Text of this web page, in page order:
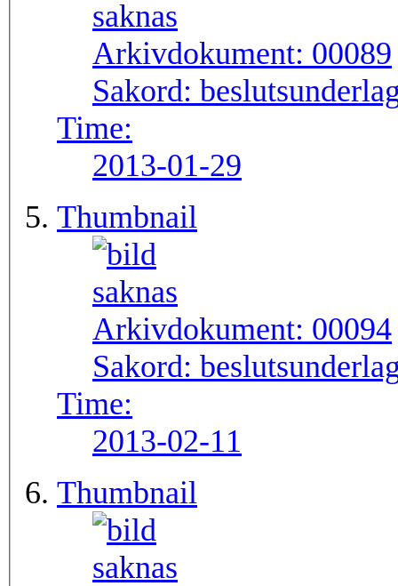
Arkivdokument: 00089
Sakord:
Time:
2013-01-29
Thumbnail
Arkivdokument: 00094
Sakord:
Time:
2013-02-11
Thumbnail